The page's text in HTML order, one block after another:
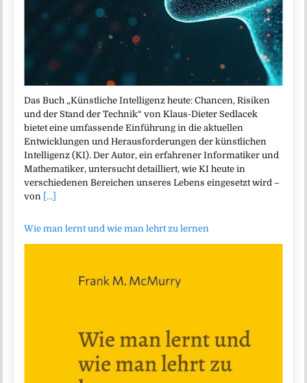
Das Buch „Künstliche Intelligenz heute: Chancen, Risiken
und der Stand der Technik“ von Klaus-Dieter Sedlacek
bietet eine umfassende Einführung in die aktuellen
Entwicklungen und Herausforderungen der künstlichen
Intelligenz (KI). Der Autor, ein erfahrener Informatiker und
Mathematiker, untersucht detailliert, wie KI heute in
verschiedenen Bereichen unseres Lebens eingesetzt wird –
von [...]
Wie man lernt und wie man lehrt zu lernen